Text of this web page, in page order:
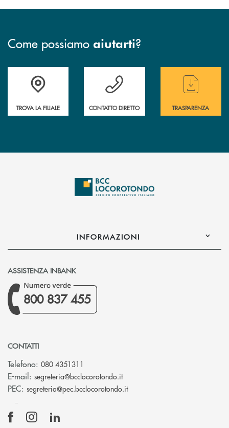
Come possiamo aiutarti?
Accedi all' elenco completo delle filiali
TROVA LA FILIALE
Hai bisogno di assistenza immediata ?
CONTATTO DIRETTO
Hai bisogno di
TRASPARENZA
INFORMAZIONI
ASSISTENZA INBANK
800 837 455
CONTATTI
Telefono: 080 4351311
E-mail: segreteria@bcclocorotondo.it(si apre l’app di posta
PEC: segreteria@pec.bcclocorotondo.it(si apre l’app di posta